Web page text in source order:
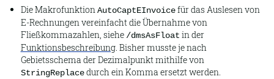
Die MakrofunktionAutoCaptEInvoicefür das Auslesen von
E-Rechnungen vereinfacht die Übernahme von
Fließkommazahlen, siehe /dmsAsFloat in der
Funktionsbeschreibung. Bisher musste je nach
Gebietsschema der Dezimalpunkt mithilfe von
StringReplacedurch ein Komma ersetzt werden.